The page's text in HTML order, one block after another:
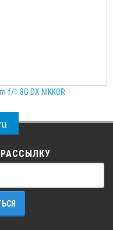
f/1.8G DX NIKKOR